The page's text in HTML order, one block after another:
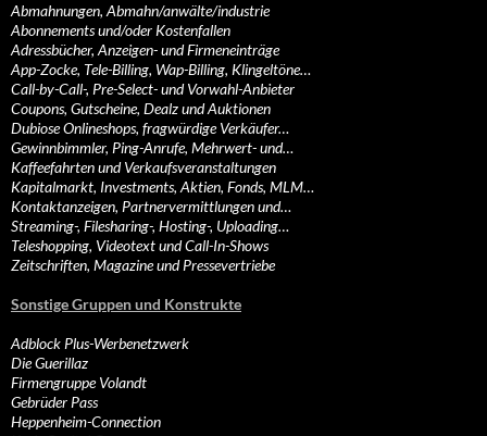
Abmahnungen, Abmahn/anwälte/industrie
Abonnements und/oder Kostenfallen
Adressbücher, Anzeigen- und Firmeneinträge
App-Zocke, Tele-Billing, Wap-Billing, Klingeltöne…
Call-by-Call-, Pre-Select- und Vorwahl-Anbieter
Coupons, Gutscheine, Dealz und Auktionen
Dubiose Onlineshops, fragwürdige Verkäufer…
Gewinnbimmler, Ping-Anrufe, Mehrwert- und…
Kaffeefahrten und Verkaufsveranstaltungen
Kapitalmarkt, Investments, Aktien, Fonds, MLM…
Kontaktanzeigen, Partnervermittlungen und…
Streaming-, Filesharing-, Hosting-, Uploading…
Teleshopping, Videotext und Call-In-Shows
Zeitschriften, Magazine und Pressevertriebe
Sonstige Gruppen und Konstrukte
Adblock Plus-Werbenetzwerk
Die Guerillaz
Firmengruppe Volandt
Gebrüder Pass
Heppenheim-Connection